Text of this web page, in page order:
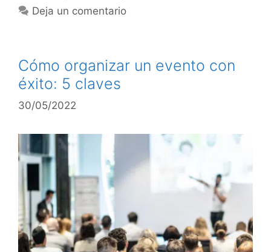
Deja un comentario
Cómo organizar un evento con
éxito: 5 claves
30/05/2022